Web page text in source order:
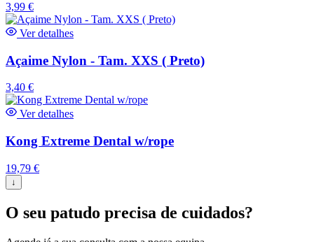
3,99 €
Ver detalhes
Açaime Nylon - Tam. XXS ( Preto)
3,40 €
Ver detalhes
Kong Extreme Dental w/rope
19,79 €
↓
O seu patudo precisa de cuidados?